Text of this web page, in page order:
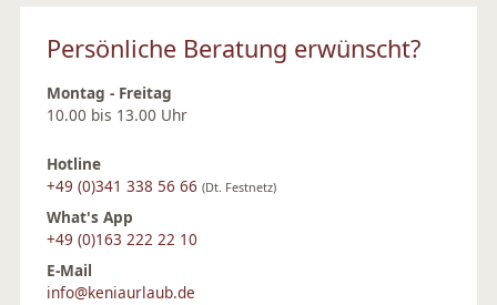
Persönliche Beratung erwünscht?
Montag - Freitag
10.00 bis 13.00 Uhr
Hotline
+49 (0)341 338 56 66 (Dt. Festnetz)
What's App
+49 (0)163 222 22 10
E-Mail
info@keniaurlaub.de